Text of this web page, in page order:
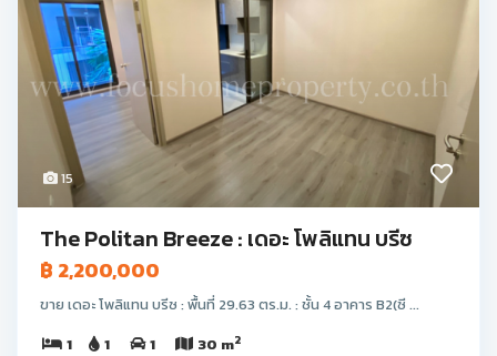
15
The Politan Breeze : เดอะ โพลิแทน บรีซ
฿ 2,200,000
ขาย เดอะ โพลิแทน บรีซ : พื้นที่ 29.63 ตร.ม. : ชั้น 4 อาคาร B2(ซี ...
1
1 1 30 m2